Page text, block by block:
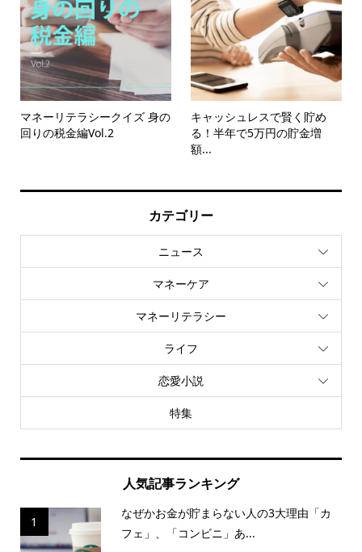
マネーリテラシークイズ 身の
回りの税金編Vol.2
キャッシュレスで賢く貯め
る！半年で5万円の貯金増
額...
カテゴリー
ニュース
マネーケア
マネーリテラシー
ライフ
恋愛小説
特集
人気記事ランキング
1
なぜかお金が貯まらない人の3大理由「カ
フェ」、「コンビニ」あ...